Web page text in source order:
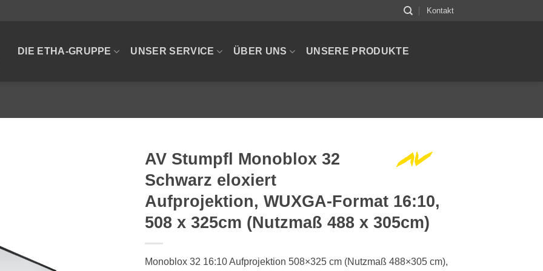
Kontakt
DIE ETHA-GRUPPE UNSER SERVICE ÜBER UNS UNSERE PRODUKTE
AV Stumpfl Monoblox 32
Schwarz eloxiert
Aufprojektion, WUXGA-Format 16:10,
508 x 325cm (Nutzmaß 488 x 305cm)
Monoblox 32 16:10 Aufprojektion 508×325 cm (Nutzmaß 488×305 cm),